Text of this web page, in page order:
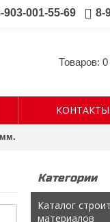
903-001-55-69 8-
Товаров:
КОНТАКТЫ
Категории
Каталог
материалов